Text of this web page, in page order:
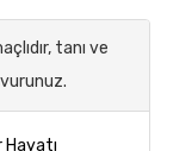
tanı ve